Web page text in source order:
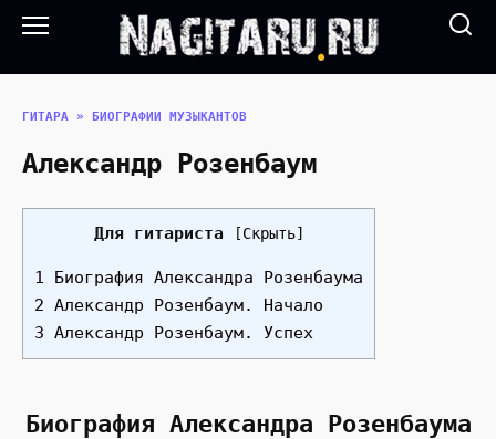
Перейти
ГИТАРА » БИОГРАФИИ МУЗЫКАНТОВ
Александр Розенбаум
Для гитариста [Скрыть]
1 Биография Александра Розенбаума
2 Александр Розенбаум. Начало
3 Александр Розенбаум. Успех
Биография Александра Розенбаума